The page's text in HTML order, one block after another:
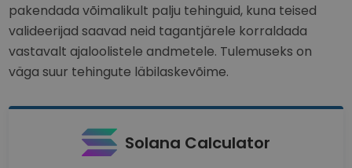
pakendada võimalikult palju tehinguid, kuna teised
valideerijad saavad neid tagantjärele korraldada
vastavalt ajaloolistele andmetele. Tulemuseks on
väga suur tehingute läbilaskevõime.
Solana Calculator